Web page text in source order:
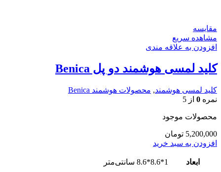
مقایسه
مشاهده سریع
افزودن به علاقه مندی
کلید لمسی هوشمند دو پل Benica
کلید لمسی هوشمند, محصولات هوشمند Benica
نمره 0 از 5
محصولات موجود
5,200,000 تومان
افزودن به سبد خرید
ابعاد 1*8.6*8.6 سانتی‌متر